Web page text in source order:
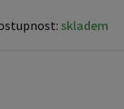
skladem